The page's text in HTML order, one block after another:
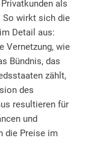
als
So wirkt sich die
Detail aus:
Vernetzung, wie
Bündnis, das
zählt,
des
resultieren für
und
die Preise im